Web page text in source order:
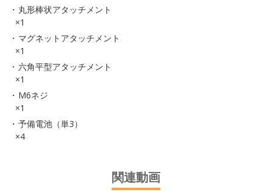
丸形棒状アタッチメント
×1
マグネットアタッチメント
×1
六角平型アタッチメント
×1
M6ネジ
×1
予備電池（単3）
×4
関連動画